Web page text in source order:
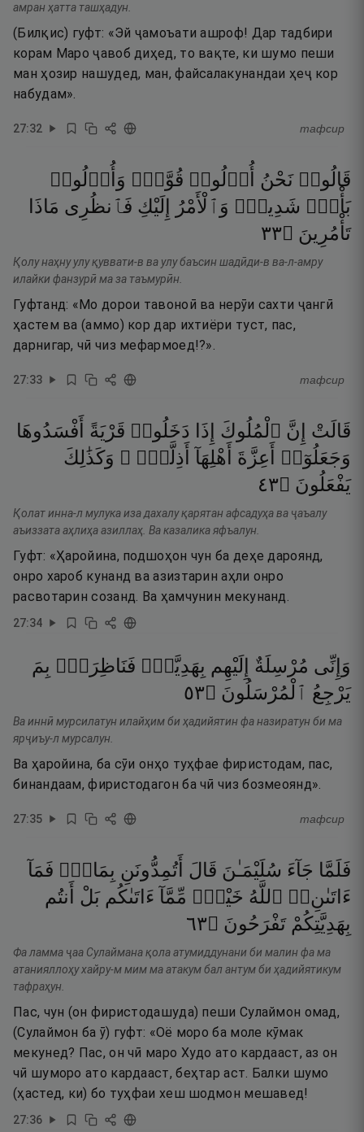
амран ҳатта ташҳадун.
(Билқис) гуфт: «Эй ҷамоъати ашроф! Дар тадбири
корам Маро ҷавоб диҳед, то вақте, ки шумо пеши
ман ҳозир нашудед, ман, файсалакунандаи ҳеҷ кор
набудам».
27:32 тафсир
قَالُوا۟ نَحْنُ أُو۟لُوا۟ قُوَّةٍۢ وَأُو۟لُوا۟
بَأْسٍۢ شَدِيدٍۢ وَٱلْأَمْرُ إِلَيْكِ فَٱنظُرِى مَاذَا
تَأْمُرِينَ ۝٣٣
Қолу наҳну улу қуввати-в ва улу баъсин шадӣди-в ва-л-амру
илайки фанзурӣ ма за таъмурӣн.
Гуфтанд: «Мо дорои тавоноӣ ва нерӯи сахти ҷангӣ
ҳастем ва (аммо) кор дар ихтиёри туст, пас,
дарнигар, чӣ чиз мефармоед!?».
27:33 тафсир
قَالَتْ إِنَّ ٱلْمُلُوكَ إِذَا دَخَلُوا۟ قَرْيَةً أَفْسَدُوهَا
وَجَعَلُوٓا۟
أَعِزَّةَ أَهْلِهَآ أَذِلَّةًۭ ۖ وَكَذَٰلِكَ
يَفْعَلُونَ ۝٣٤
Қолат инна-л мулука иза дахалу қарятан афсадуҳа ва ҷаъалу
аъиззата аҳлиҳа азиллаҳ. Ва казалика яфъалун.
Гуфт: «Ҳаройина, подшоҳон чун ба деҳе дароянд,
онро хароб кунанд ва азизтарин аҳли онро
расвотарин созанд. Ва ҳамчунин мекунанд.
27:34
وَإِنِّى مُرْسِلَةٌ إِلَيْهِم بِهَدِيَّةٍۢ فَنَاظِرَةٌۢ بِمَ
يَرْجِعُ ٱلْمُرْسَلُونَ ۝٣٥
Ва иннӣ мурсилатун илайҳим би ҳадийятин фа назиратун би ма
ярҷиъу-л мурсалун.
Ва ҳаройина, ба сӯи онҳо туҳфае фиристодам, пас,
бинандаам, фиристодагон ба чӣ чиз бозмеоянд».
27:35 тафсир
فَلَمَّا جَآءَ سُلَيْمَـٰنَ قَالَ أَتُمِدُّونَنِ بِمَالٍۢ فَمَآ
ءَاتَىٰنِۦَ ٱللَّهُ خَيْرٌۭ مِّمَّآ ءَاتَىٰكُم بَلْ
أَنتُم
بِهَدِيَّتِكُمْ تَفْرَحُونَ ۝٣٦
Фа ламма ҷаа Сулаймана қола атумиддунани би малин фа ма
атанияллоҳу хайру-м мим ма атакум бал антум би ҳадийятикум
тафраҳун.
Пас, чун (он фиристодашуда) пеши Сулаймон омад,
(Сулаймон ба ӯ) гуфт: «Оё моро ба моле кӯмак
мекунед? Пас, он чӣ маро Худо ато кардааст, аз он
чӣ шуморо ато кардааст, беҳтар аст. Балки шумо
(ҳастед, ки) бо туҳфаи хеш шодмон мешавед!
27:36